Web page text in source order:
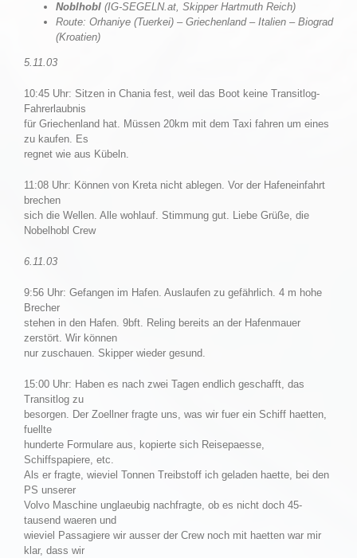
Noblhobl (IG-SEGELN.at, Skipper Hartmuth Reich)
Route: Orhaniye (Tuerkei) – Griechenland – Italien – Biograd
(Kroatien)
5.11.03
10:45 Uhr: Sitzen in Chania fest, weil das Boot keine Transitlog-
Fahrerlaubnis
für Griechenland hat. Müssen 20km mit dem Taxi fahren um eines
zu kaufen. Es
regnet wie aus Kübeln.
11:08 Uhr: Können von Kreta nicht ablegen. Vor der Hafeneinfahrt
brechen
sich die Wellen. Alle wohlauf. Stimmung gut. Liebe Grüße, die
Nobelhobl Crew
6.11.03
9:56 Uhr: Gefangen im Hafen. Auslaufen zu gefährlich. 4 m hohe
Brecher
stehen in den Hafen. 9bft. Reling bereits an der Hafenmauer
zerstört. Wir können
nur zuschauen. Skipper wieder gesund.
15:00 Uhr: Haben es nach zwei Tagen endlich geschafft, das
Transitlog zu
besorgen. Der Zoellner fragte uns, was wir fuer ein Schiff haetten,
fuellte
hunderte Formulare aus, kopierte sich Reisepaesse,
Schiffspapiere, etc.
Als er fragte, wieviel Tonnen Treibstoff ich geladen haette, bei den
PS unserer
Volvo Maschine unglaeubig nachfragte, ob es nicht doch 45-
tausend waeren und
wieviel Passagiere wir ausser der Crew noch mit haetten war mir
klar, dass wir